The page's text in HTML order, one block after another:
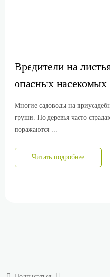
Вредители на
опасных насекомых
Многие садоводы на
груши. Но деревья часто
поражаются ...
Читать подробнее